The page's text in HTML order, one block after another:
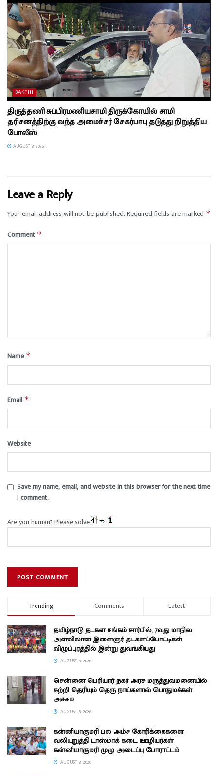
BAKTHI
திருத்தணி சுப்பிரமணியசாமி திருக்கோயில் சாமி
தரிசனத்திற்கு வந்த அமைச்சர் சேகர்பாபு தடுத்து நிறுத்திய
போலீஸ்
AUGUST 8, 2026
Leave a Reply
Your email address will not be published. Required fields are marked *
Comment *
Name *
Email *
Website
Save my name, email, and website in this browser for the next time
I comment.
Are you human? Please solve:
Trending Comments Latest
தமிழ்நாடு தடகள சங்கம் சார்பில், 7வது மாநில
அளவிலான இளைஞர் தடகளப்போட்டிகள்
விழுப்புரத்தில் இன்று துவங்கியது
AUGUST 8, 2026
சென்னை பெரியார் நகர் அரசு மருத்துவமனையில்
சுற்றி தெரியும் தெரு நாய்களால் பொதுமக்கள்
அச்சம்
AUGUST 8, 2026
கன்னியாகுமரி பல அம்ச கோரிக்கைகளை
வலியுறுத்தி டாஸ்மாக் கடை ஊழியர்கள்
கன்னியாகுமரி முழு அடைப்பு போராட்டம்
AUGUST 8, 2026